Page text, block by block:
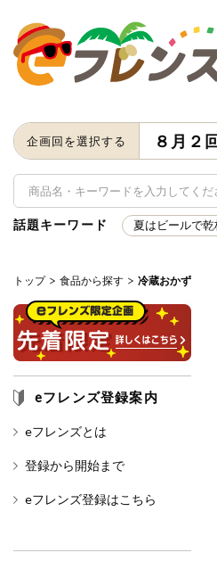
企画回を選択する ８月２
キーワード
話題キーワード 夏はビールで乾
トップ 食品から探す 冷蔵おかず
eフレンズ登録案内
eフレンズとは
登録から開始まで
eフレンズ登録はこちら